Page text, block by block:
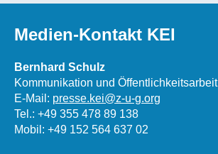
Medien-Kontakt KEI
Bernhard Schulz
Kommunikation und Öffentlichkeitsarbeit
E-Mail: presse.kei@z-u-g.org
Tel.: +49 355 478 89 138
Mobil: +49 152 564 637 02